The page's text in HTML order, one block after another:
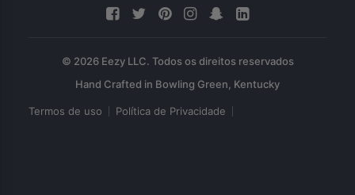
© 2026 Eezy LLC. Todos os direitos reservados
Termos de uso Política de Privacidade